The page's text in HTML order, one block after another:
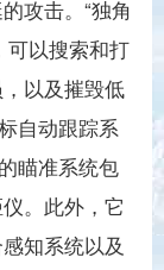
攻击。“独角
可以搜索和打
以及摧毁低
自动跟踪系
瞄准系统包
。此外，它
知系统以及